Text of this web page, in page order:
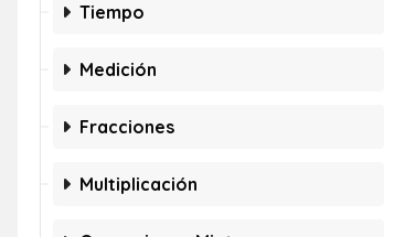
Tiempo
Medición
Fracciones
Multiplicación